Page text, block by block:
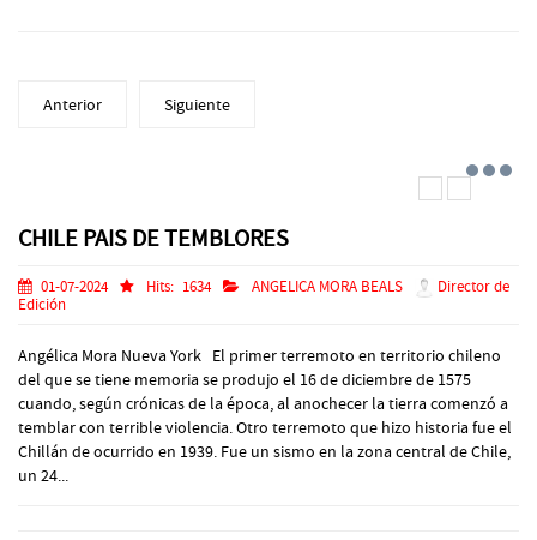
Anterior Siguiente
CHILE PAIS DE TEMBLORES
01-07-2024 Hits: 1634 ANGELICA MORA BEALS
Director de
Edición
Angélica Mora Nueva York El primer terremoto en territorio chileno
del que se tiene memoria se produjo el 16 de diciembre de 1575
cuando, según crónicas de la época, al anochecer la tierra comenzó a
temblar con terrible violencia. Otro terremoto que hizo historia fue el
Chillán de ocurrido en 1939. Fue un sismo en la zona central de Chile,
un 24...